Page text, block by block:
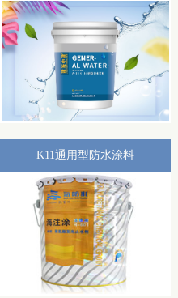
K11通用型防水涂料